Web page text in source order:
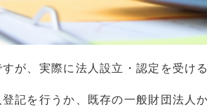
が、実際に法人設立・認定を受け
記を行うか、既存の一般財団法